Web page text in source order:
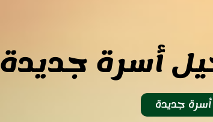
أسرة جديدة
جديدة